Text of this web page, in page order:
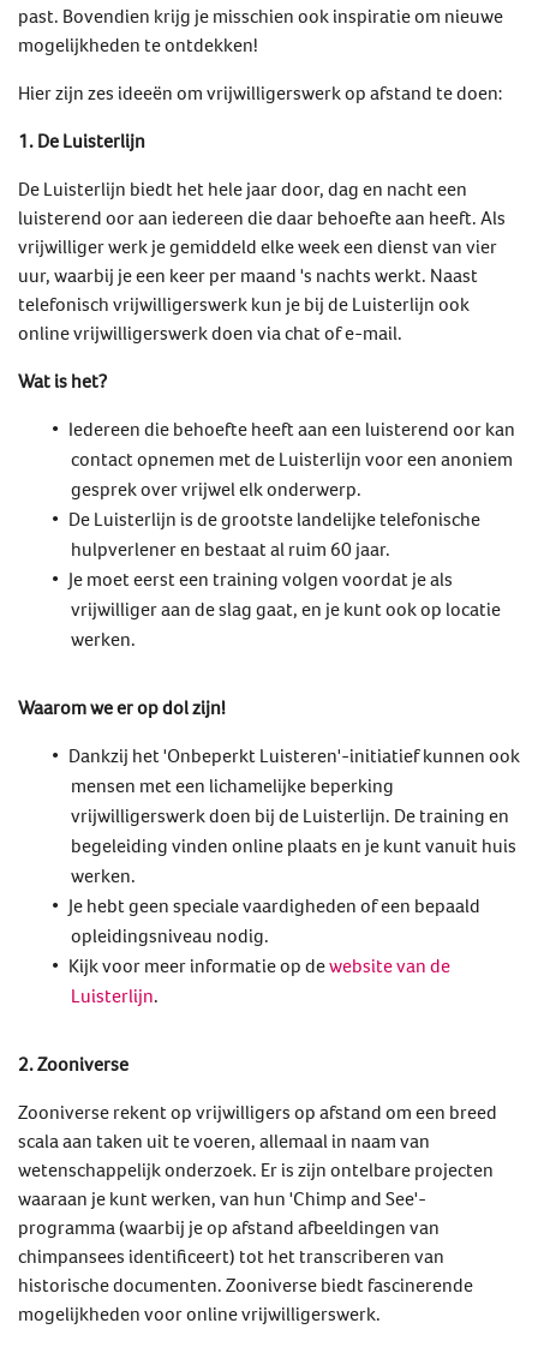
past. Bovendien krijg je misschien ook inspiratie om nieuwe
mogelijkheden te ontdekken!
Hier zijn zes ideeën om vrijwilligerswerk op afstand te doen:
1. De Luisterlijn
De Luisterlijn biedt het hele jaar door, dag en nacht een
luisterend oor aan iedereen die daar behoefte aan heeft. Als
vrijwilliger werk je gemiddeld elke week een dienst van vier
uur, waarbij je een keer per maand 's nachts werkt. Naast
telefonisch vrijwilligerswerk kun je bij de Luisterlijn ook
online vrijwilligerswerk doen via chat of e-mail.
Wat is het?
Iedereen die behoefte heeft aan een luisterend oor kan
contact opnemen met de Luisterlijn voor een anoniem
gesprek over vrijwel elk onderwerp.
De Luisterlijn is de grootste landelijke telefonische
hulpverlener en bestaat al ruim 60 jaar.
Je moet eerst een training volgen voordat je als
vrijwilliger aan de slag gaat, en je kunt ook op locatie
werken.
Waarom we er op dol zijn!
Dankzij het 'Onbeperkt Luisteren'-initiatief kunnen ook
mensen met een lichamelijke beperking
vrijwilligerswerk doen bij de Luisterlijn. De training en
begeleiding vinden online plaats en je kunt vanuit huis
werken.
Je hebt geen speciale vaardigheden of een bepaald
opleidingsniveau nodig.
Kijk voor meer informatie op dewebsite van de
Luisterlijn.
2. Zooniverse
Zooniverse rekent op vrijwilligers op afstand om een breed
scala aan taken uit te voeren, allemaal in naam van
wetenschappelijk onderzoek. Er is zijn ontelbare projecten
waaraan je kunt werken, van hun 'Chimp and See'-
programma (waarbij je op afstand afbeeldingen van
chimpansees identificeert) tot het transcriberen van
historische documenten. Zooniverse biedt fascinerende
mogelijkheden voor online vrijwilligerswerk.